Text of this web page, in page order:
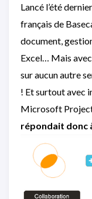
Lancé l’été
français de
document,
Excel… Mais
sur aucun autre
! Et surtout avec
Microsoft
répondait donc